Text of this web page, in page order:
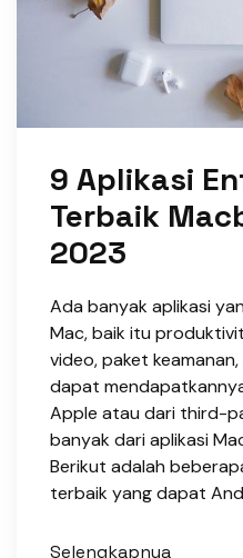
9 Aplikasi
Terbaik
2023
Ada banyak aplikasi
Mac, baik itu
video, paket
dapat
Apple atau dari third-
banyak dari aplikasi
Berikut adalah
terbaik yang dapat
Selengkapnya